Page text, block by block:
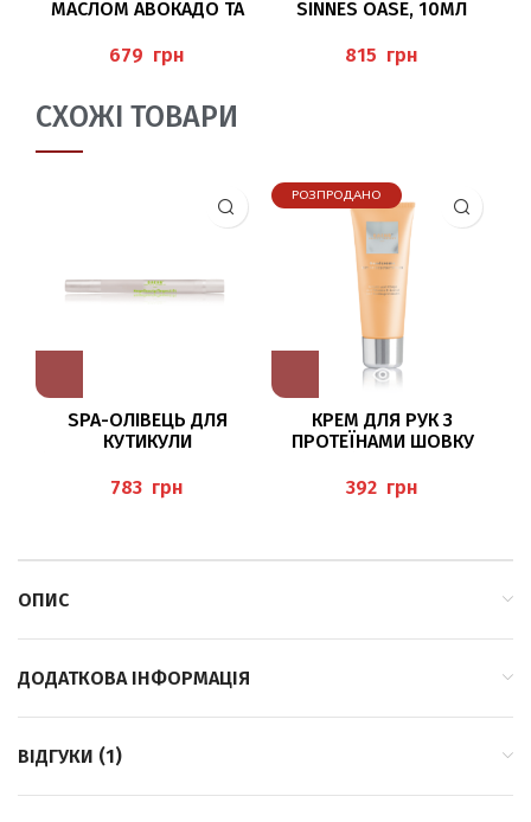
МАСЛОМ АВОКАДО ТА
“LEMON-HANDCREME”,
BAEHR
грн
SINNES OASE, 10МЛ
грн
СХОЖІ ТОВАРИ
SPA-ОЛІВЕЦЬ ДЛЯ
КУТИКУЛИ
FRESH`N`FRUITY) 2,2 МЛ
BAEHR
грн
РОЗПРОДАНО
КРЕМ ДЛЯ РУК З
ПРОТЕЇНАМИ ШОВКУ
BAEHR
грн
ОПИС
ДОДАТКОВА ІНФОРМАЦІЯ
ВІДГУКИ (1)